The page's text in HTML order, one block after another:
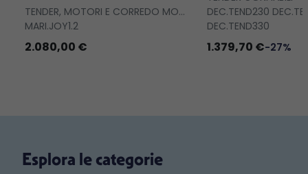
TENDER, MOTORI E CORREDO MOTORI
MARI.JOY1.2
2.080,00 €
DEC.TEND230
DEC.TEND330
1.379,70 €-27%
Esplora le categorie